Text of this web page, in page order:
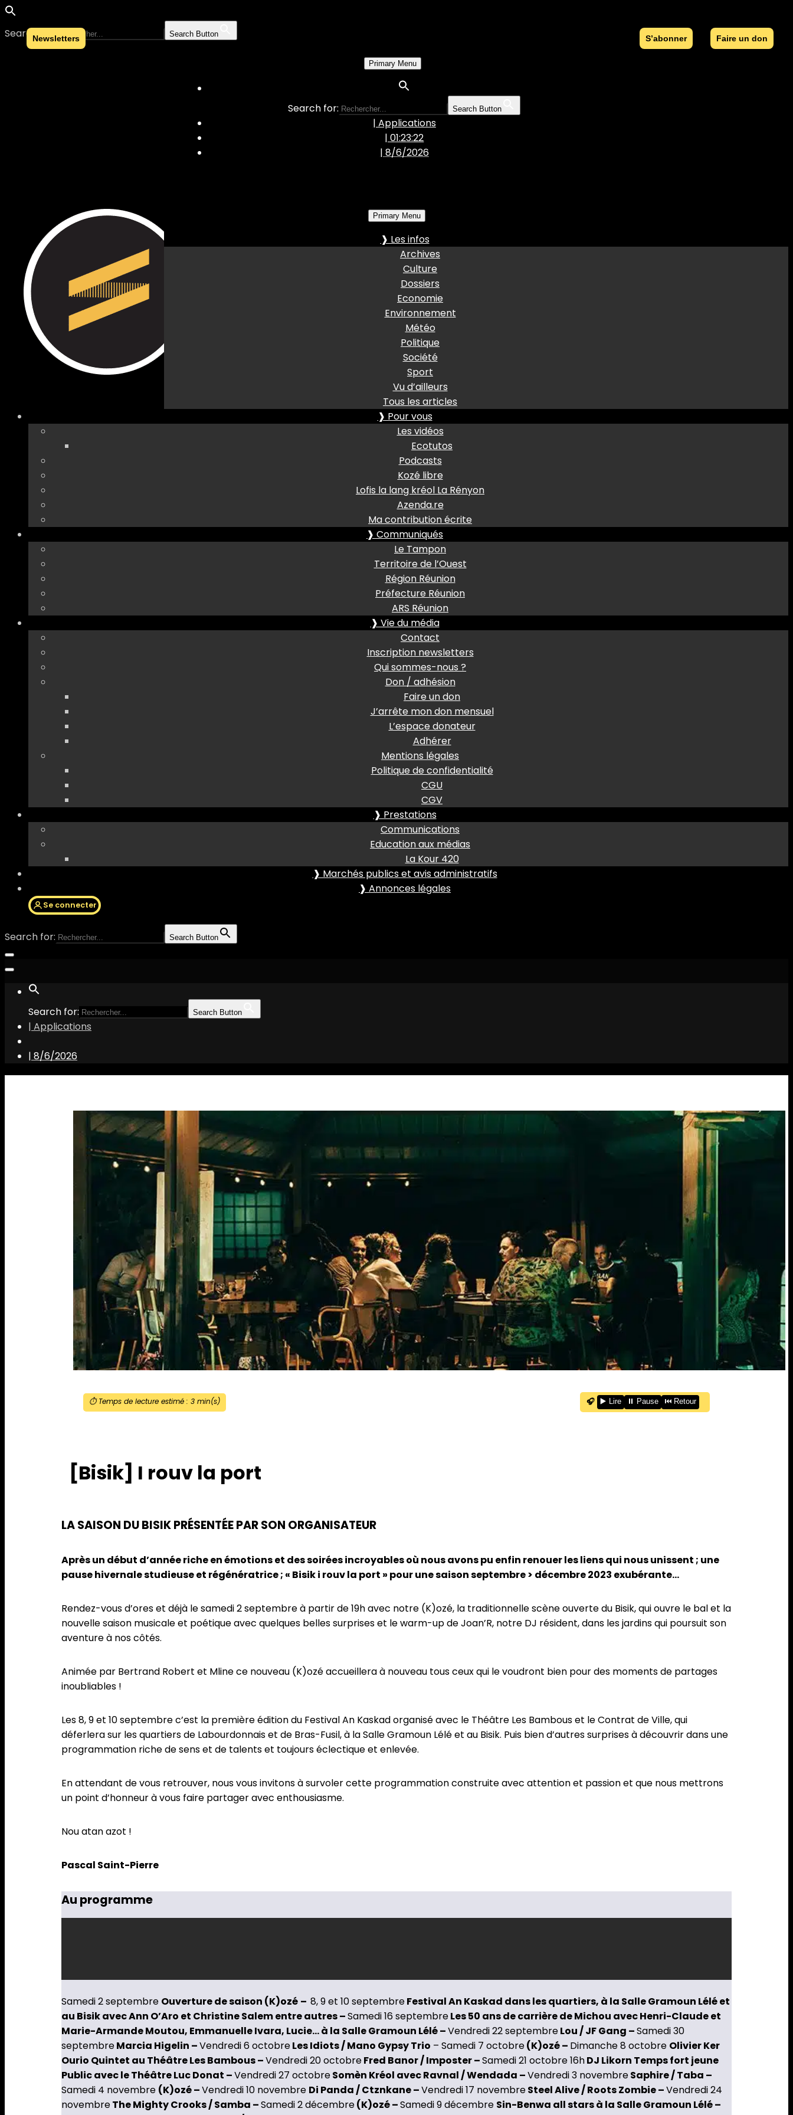
Search for: Search Button
Skip to content
Primary Menu
Search for: Search Button
| Applications
| 01:23:23
| 8/6/2026
Primary Menu
❱ Les infos
Archives
Culture
Dossiers
Economie
Environnement
Météo
Politique
Société
Sport
Vu d’ailleurs
Tous les articles
❱ Pour vous
Les vidéos
Ecotutos
Podcasts
Kozé libre
Lofis la lang kréol La Rényon
Azenda.re
Ma contribution écrite
❱ Communiqués
Le Tampon
Territoire de l’Ouest
Région Réunion
Préfecture Réunion
ARS Réunion
❱ Vie du média
Contact
Inscription newsletters
Qui sommes-nous ?
Don / adhésion
Faire un don
J’arrête mon don mensuel
L’espace donateur
Adhérer
Mentions légales
Politique de confidentialité
CGU
CGV
❱ Prestations
Communications
Education aux médias
La Kour 420
❱ Marchés publics et avis administratifs
❱ Annonces légales
Se connecter
Search for: Search Button
Search for: Search Button
| Applications
| 8/6/2026
⏱️ Temps de lecture estimé : 3min(s) 🎧 ▶️ Lire ⏸️ Pause ⏮️ Retour
[Bisik] I rouv la port
LA SAISON DU BISIK PRÉSENTÉE PAR SON ORGANISATEUR
Après un début d’année riche en émotions et des soirées incroyables où nous avons pu enfin renouer les liens qui nous unissent ; une
pause hivernale studieuse et régénératrice ; « Bisik i rouv la port » pour une saison septembre > décembre 2023 exubérante…
Rendez-vous d’ores et déjà le samedi 2 septembre à partir de 19h avec notre (K)ozé, la traditionnelle scène ouverte du Bisik, qui ouvre le bal et la
nouvelle saison musicale et poétique avec quelques belles surprises et le warm-up de Joan’R, notre DJ résident, dans les jardins qui poursuit son
aventure à nos côtés.
Animée par Bertrand Robert et Mline ce nouveau (K)ozé accueillera à nouveau tous ceux qui le voudront bien pour des moments de partages
inoubliables !
Les 8, 9 et 10 septembre c’est la première édition du Festival An Kaskad organisé avec le Théâtre Les Bambous et le Contrat de Ville, qui
déferlera sur les quartiers de Labourdonnais et de Bras-Fusil, à la Salle Gramoun Lélé et au Bisik. Puis bien d’autres surprises à découvrir dans une
programmation riche de sens et de talents et toujours éclectique et enlevée.
En attendant de vous retrouver, nous vous invitons à survoler cette programmation construite avec attention et passion et que nous mettrons
un point d’honneur à vous faire partager avec enthousiasme.
Nou atan azot !
Pascal Saint-Pierre
Au programme
Samedi 2 septembre Ouverture de saison (K)ozé – 8, 9 et 10 septembreFestival An Kaskad dans les quartiers, à la Salle Gramoun Lélé et
au Bisik avec Ann O’Aro et Christine Salem entre autres –Samedi 16 septembreLes 50 ans de carrière de Michou avec Henri-Claude et
Marie-Armande Moutou, Emmanuelle Ivara, Lucie… à la Salle Gramoun Lélé –Vendredi 22 septembreLou / JF Gang –Samedi 30
septembreMarcia Higelin –Vendredi 6 octobreLes Idiots / Mano Gypsy Trio – Samedi 7 octobre(K)ozé – Dimanche 8 octobre Olivier Ker
Ourio Quintet au Théâtre Les Bambous –Vendredi 20 octobreFred Banor / Imposter –Samedi 21 octobre 16hDJ Likorn Temps fort jeune
Public avec le Théâtre Luc Donat –Vendredi 27 octobreSomèn Kréol avec Ravnal / Wendada –Vendredi 3 novembreSaphire / Taba –
Samedi 4 novembre (K)ozé –Vendredi 10 novembre Di Panda / Ctznkane –Vendredi 17 novembreSteel Alive / Roots Zombie –Vendredi 24
novembreThe Mighty Crooks / Samba –Samedi 2 décembre(K)ozé –Samedi 9 décembre Sin-Benwa all stars à la Salle Gramoun Lélé –
S’abonner Faire un don
Newsletters